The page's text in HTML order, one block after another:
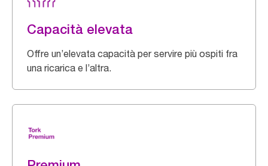
Capacità elevata
Offre un’elevata capacità per servire più ospiti fra
una ricarica e l’altra.